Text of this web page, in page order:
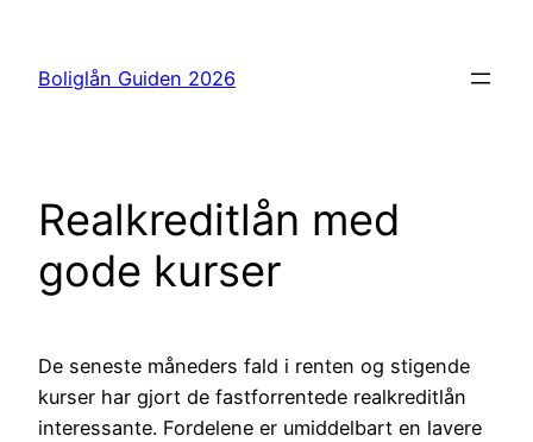
indhold
Boliglån Guiden 2026
Realkreditlån med
gode kurser
De seneste måneders fald i renten og stigende
kurser har gjort de fastforrentede realkreditlån
interessante. Fordelene er umiddelbart en lavere